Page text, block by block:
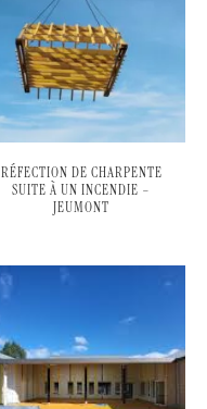
RÉFECTION DE CHARPENTE
SUITE À UN INCENDIE –
JEUMONT